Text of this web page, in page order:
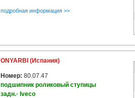
подробная информация >>
ONYARBI (Испания)
Номер: 80.07.47
подшипник роликовый ступицы
задн.· Iveco